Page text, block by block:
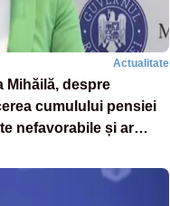
Actualitate
Mihăilă, despre
cumulului pensiei
nefavorabile și ar